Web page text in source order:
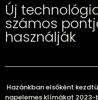
Új
számos
használják
Hazánkban elsőként
napelemes klímákat 2023-